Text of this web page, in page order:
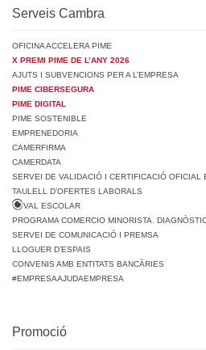
Serveis Cambra
OFICINA ACCELERA PIME
X PREMI PIME DE L’ANY 2026
AJUTS I SUBVENCIONS PER A L’EMPRESA
PIME CIBERSEGURA
PIME DIGITAL
PIME SOSTENIBLE
EMPRENEDORIA
CAMERFIRMA
CAMERDATA
SERVEI DE VALIDACIÓ I CERTIFICACIÓ OFICIAL
TAULELL D’OFERTES LABORALS
VAL ESCOLAR
PROGRAMA COMERCIO MINORISTA.
SERVEI DE COMUNICACIÓ I PREMSA
LLOGUER D’ESPAIS
CONVENIS AMB ENTITATS BANCÀRIES
#EMPRESAAJUDAEMPRESA
Promoció